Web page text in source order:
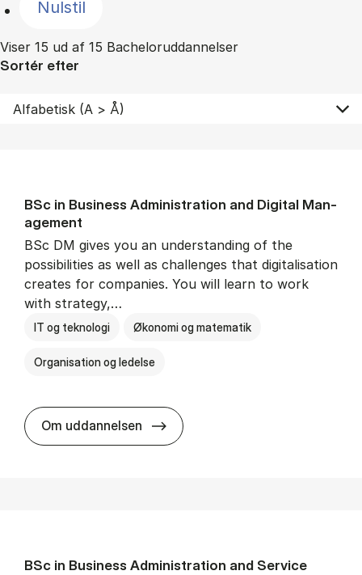
Nulstil
Viser 15 ud af 15 Bacheloruddannelser
Sortér efter
BSc in Busi­ness Ad­min­is­tra­tion and Di­git­al Man­
age­ment
BSc DM gives you an understanding of the
possibilities as well as challenges that digitalisation
creates for companies. You will learn to work
with strategy,…
IT og teknologi Økonomi og matematik
Organisation og ledelse
Om uddannelsen BSc in Busi­ness Ad­min­is­tra­tion
BSc in Busi­ness Ad­min­is­tra­tion and Ser­vice